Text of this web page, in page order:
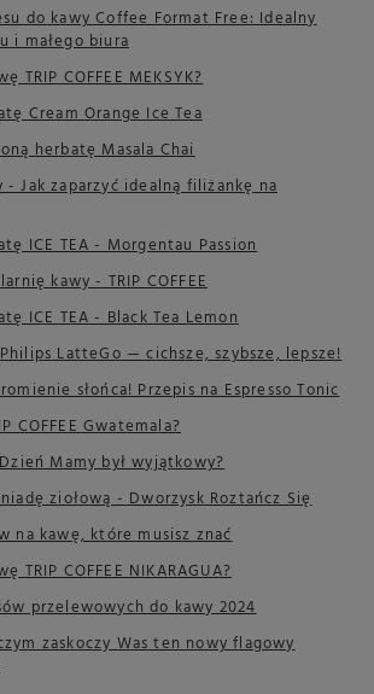
do kawy Coffee Format Free: Idealny
i małego biura
TRIP COFFEE MEKSYK?
Cream Orange Ice Tea
herbatę Masala Chai
- Jak zaparzyć idealną filiżankę na
ICE TEA - Morgentau Passion
kawy - TRIP COFFEE
ICE TEA - Black Tea Lemon
LatteGo — cichsze, szybsze, lepsze!
słońca! Przepis na Espresso Tonic
COFFEE Gwatemala?
Mamy był wyjątkowy?
ziołową - Dworzysk Roztańcz Się
na kawę, które musisz znać
TRIP COFFEE NIKARAGUA?
przelewowych do kawy 2024
zaskoczy Was ten nowy flagowy